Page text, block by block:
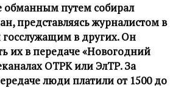
путем собирал
представляясь журналистом в
госслужащим в других. Он
их в передаче «Новогодний
ОТРК или ЭлТР. За
люди платили от 1500 до